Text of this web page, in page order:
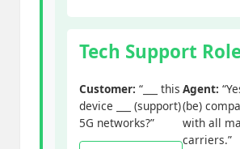
Tech Support
Customer: “___ this
device ___ (support)
5G networks?”
Agent:
(be)
with all
carriers.”